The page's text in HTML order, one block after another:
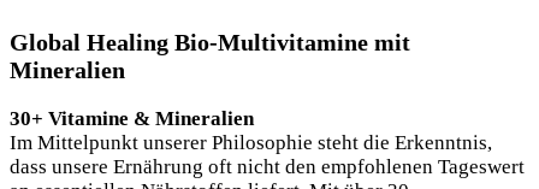
Global Healing Bio-Multivitamine mit
Mineralien
30+ Vitamine & Mineralien
Im Mittelpunkt unserer Philosophie steht die Erkenntnis,
dass unsere Ernährung oft nicht den empfohlenen Tageswert